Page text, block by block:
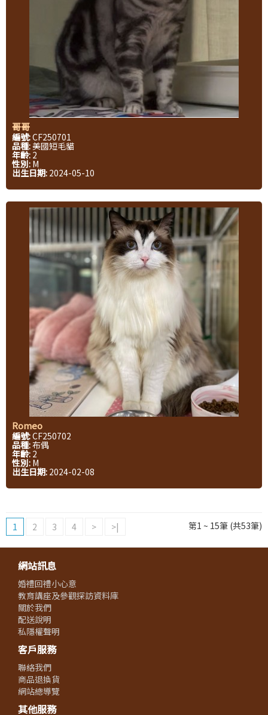
哥哥
編號:CF250701
品種:美國短毛貓
年齡: 2
性別: M
出生日期: 2024-05-10
Romeo
編號:CF250702
品種:布偶
年齡: 2
性別: M
出生日期: 2024-02-08
1 2 3 4 > >| 第1 ~ 15筆 (共53筆)
網站訊息
婚禮回禮小心意
教育講座及參觀探訪資料庫
關於我們
配送說明
私隱權聲明
客戶服務
聯絡我們
商品退換貨
網站總導覽
其他服務